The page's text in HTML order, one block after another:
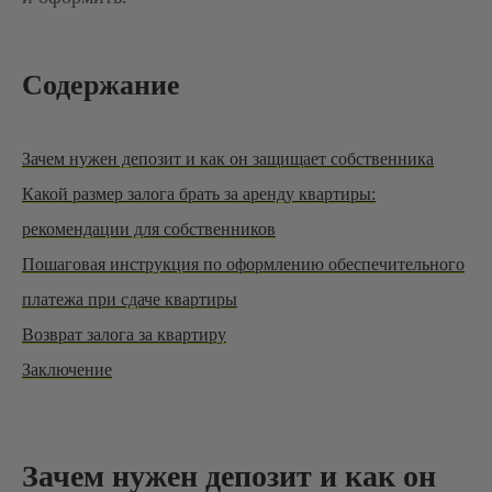
Содержание
Зачем нужен депозит и как он защищает собственника
Какой размер залога брать за аренду квартиры:
рекомендации для собственников
Пошаговая инструкция по оформлению обеспечительного
платежа при сдаче квартиры
Возврат залога за квартиру
Заключение
Зачем нужен депозит и как он